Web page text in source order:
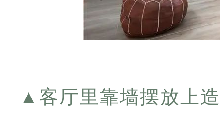
▲ 客厅里靠墙摆放上